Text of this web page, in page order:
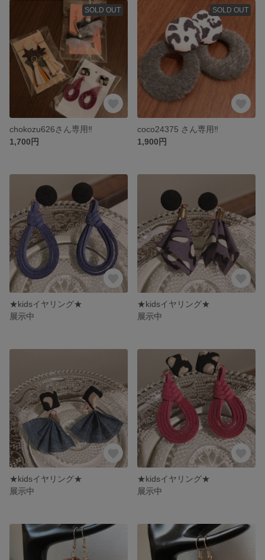
SOLD OUT
chokozu626さん専用‼️
1,700円
SOLD OUT
coco24375 さん専用‼️
1,900円
★kidsイヤリング★
展示中
★kidsイヤリング★
展示中
★kidsイヤリング★
展示中
★kidsイヤリング★
展示中